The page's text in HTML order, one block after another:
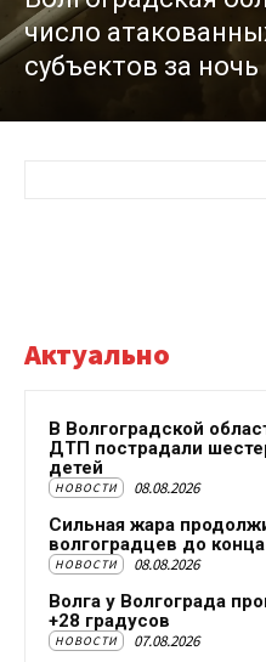
число
субъектов за ночь
Актуально
В Волгоградской
ДТП пострадали
детей
НОВОСТИ 08.08.2026
Сильная жара
волгоградцев до
НОВОСТИ 08.08.2026
Волга у Волгограда
+28 градусов
НОВОСТИ 07.08.2026